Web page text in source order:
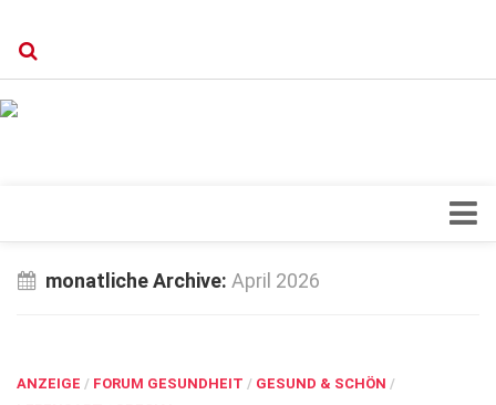
Orthopädie
monatliche Archive: April 2026
ANZEIGE / FORUM GESUNDHEIT / GESUND & SCHÖN /